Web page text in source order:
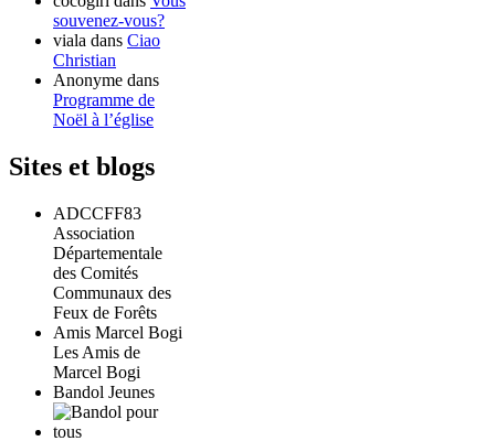
souvenez-vous?
viala dans Ciao
Christian
Anonyme dans
Programme de
Noël à l’église
Sites et blogs
ADCCFF83
Association
Départementale
des Comités
Communaux des
Feux de Forêts
Amis Marcel Bogi
Les Amis de
Marcel Bogi
Bandol Jeunes